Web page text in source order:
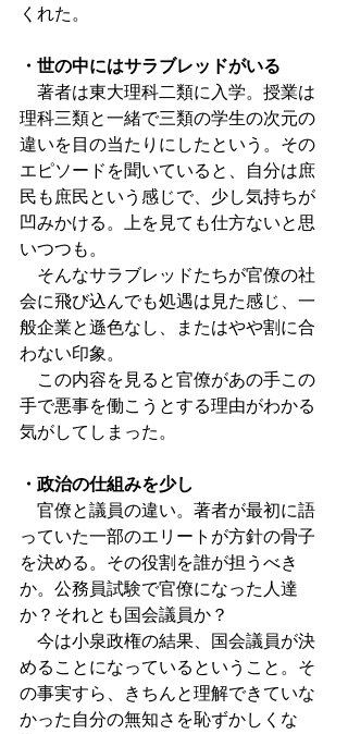
くれた。
・世の中にはサラブレッドがいる
著者は東大理科二類に入学。授業は
理科三類と一緒で三類の学生の次元の
違いを目の当たりにしたという。その
エピソードを聞いていると、自分は庶
民も庶民という感じで、少し気持ちが
凹みかける。上を見ても仕方ないと思
いつつも。
そんなサラブレッドたちが官僚の社
会に飛び込んでも処遇は見た感じ、一
般企業と遜色なし、またはやや割に合
わない印象。
この内容を見ると官僚があの手この
手で悪事を働こうとする理由がわかる
気がしてしまった。
・政治の仕組みを少し
官僚と議員の違い。著者が最初に語
っていた一部のエリートが方針の骨子
を決める。その役割を誰が担うべき
か。公務員試験で官僚になった人達
か？それとも国会議員か？
今は小泉政権の結果、国会議員が決
めることになっているということ。そ
の事実すら、きちんと理解できていな
かった自分の無知さを恥ずかしくな